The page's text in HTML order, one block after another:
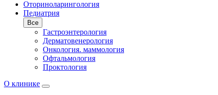
Оториноларингология
Педиатрия
Все
Гастроэнтерология
Дерматовенерология
Онкология. маммология
Офтальмология
Проктология
О клинике